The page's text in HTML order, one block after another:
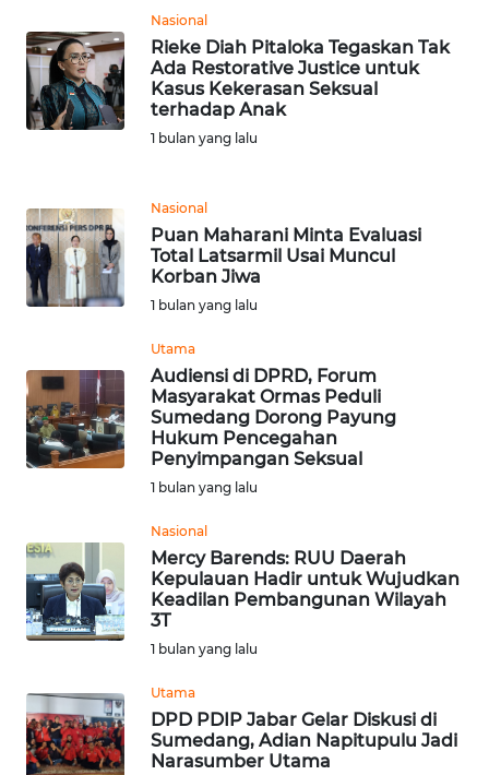
Nasional
Rieke Diah Pitaloka Tegaskan Tak
Ada Restorative Justice untuk
Kasus Kekerasan Seksual
terhadap Anak
1 bulan yang lalu
Nasional
Puan Maharani Minta Evaluasi
Total Latsarmil Usai Muncul
Korban Jiwa
1 bulan yang lalu
Utama
Audiensi di DPRD, Forum
Masyarakat Ormas Peduli
Sumedang Dorong Payung
Hukum Pencegahan
Penyimpangan Seksual
1 bulan yang lalu
Nasional
Mercy Barends: RUU Daerah
Kepulauan Hadir untuk Wujudkan
Keadilan Pembangunan Wilayah
3T
1 bulan yang lalu
Utama
DPD PDIP Jabar Gelar Diskusi di
Sumedang, Adian Napitupulu Jadi
Narasumber Utama
WN
JAKARTA
WN
BANTEN
WN
KEPRI
PAPUA
BARAT
WN
SERAMBI